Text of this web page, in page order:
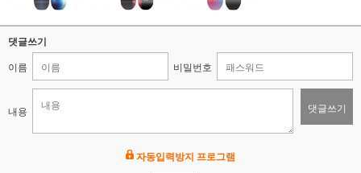
댓글쓰기
이름 비밀번호
내용 댓글쓰기
자동입력방지 프로그램